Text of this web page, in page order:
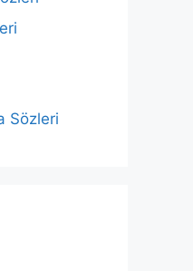
Sözleri